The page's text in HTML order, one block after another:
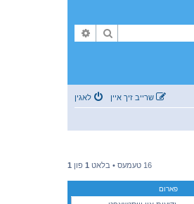
זוך
לאגין שרייב זיך איין
16 טעמעס • בלאט 1 פון 1
פארום